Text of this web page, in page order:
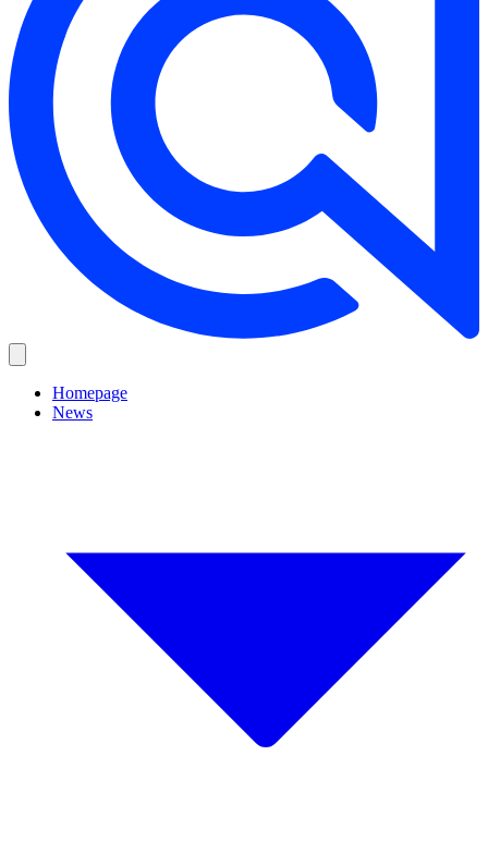
Homepage
News